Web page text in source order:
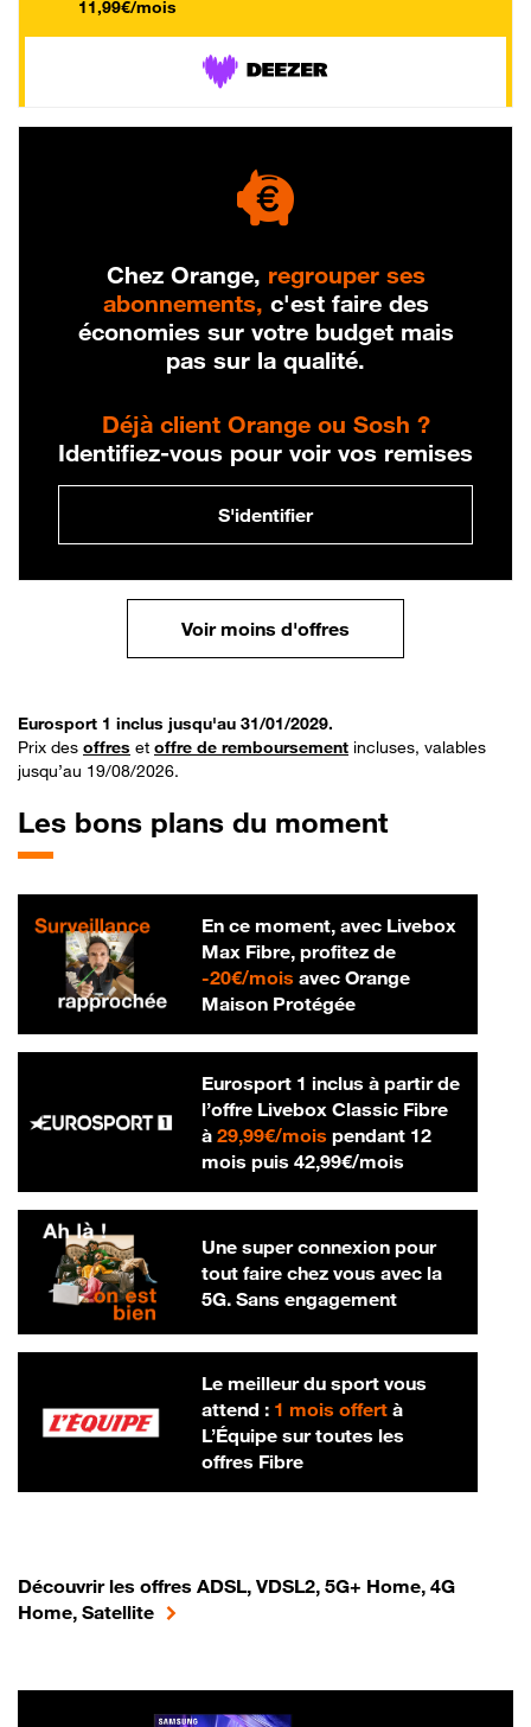
11,99€/mois
Chez Orange, regrouper ses
abonnements, c'est faire des
économies sur votre budget mais
pas sur la qualité.
Déjà client Orange ou Sosh ?
Identifiez-vous pour voir vos remises
S'identifier
Voir moins d'offres
Eurosport 1 inclus jusqu'au 31/01/2029.
Prix des offres et offre de remboursement incluses, valables
jusqu’au 19/08/2026.
Les bons plans du moment
En ce moment, avec Livebox
Max Fibre, profitez de
-20€/mois20 € par mois
avec Orange
Maison Protégée
Eurosport 1 inclus à partir de
l’offre Livebox Classic Fibre
à 29,99€/mois29,99 € par mois
pendant 12
mois puis 42,99€/mois42,99 € par
Une super connexion pour
tout faire chez vous avec la
5G. Sans engagement
Le meilleur du sport vous
attend : 1 mois offertà
L’Équipe sur toutes les
offres Fibre
Découvrir les offres ADSL, VDSL2, 5G+ Home, 4G
Home, Satellite